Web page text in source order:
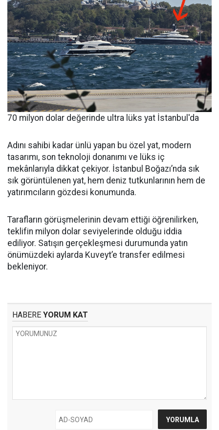
70 milyon dolar değerinde ultra lüks yat İstanbul'da
Adını sahibi kadar ünlü yapan bu özel yat, modern
tasarımı, son teknoloji donanımı ve lüks iç
mekânlarıyla dikkat çekiyor. İstanbul Boğazı’nda sık
sık görüntülenen yat, hem deniz tutkunlarının hem de
yatırımcıların gözdesi konumunda.
Tarafların görüşmelerinin devam ettiği öğrenilirken,
teklifin milyon dolar seviyelerinde olduğu iddia
ediliyor. Satışın gerçekleşmesi durumunda yatın
önümüzdeki aylarda Kuveyt’e transfer edilmesi
bekleniyor.
HABERE YORUM KAT